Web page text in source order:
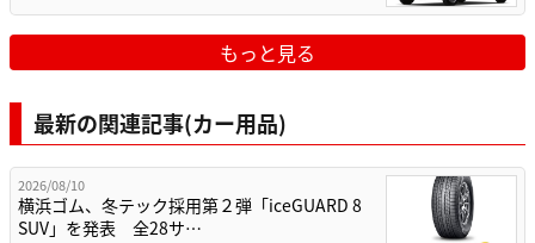
もっと見る
最新の関連記事(カー用品)
2026/08/10
横浜ゴム、冬テック採用第２弾「iceGUARD 8
SUV」を発表 全28サ…